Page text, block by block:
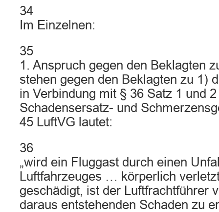
34
Im Einzelnen:
35
1. Anspruch gegen den Beklagten
stehen gegen den Beklagten zu 1)
in Verbindung mit § 36 Satz 1 und
Schadensersatz- und
45 LuftVG lautet:
36
„wird ein Fluggast durch einen
Luftfahrzeuges … körperlich
geschädigt, ist der Luftfrachtführer
daraus entstehenden Schaden zu